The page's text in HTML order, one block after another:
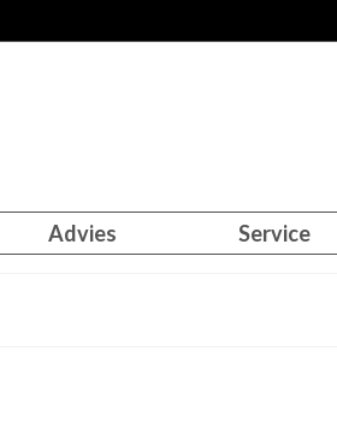
Advies Service